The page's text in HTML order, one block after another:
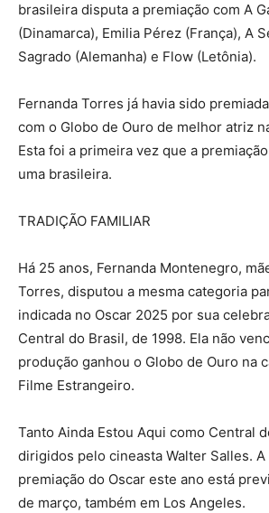
brasileira disputa a premiação com A
(Dinamarca), Emilia Pérez (França), A
Sagrado (Alemanha) e Flow (Letônia).
Fernanda Torres já havia sido
com o Globo de Ouro de melhor atriz
Esta foi a primeira vez que a
uma brasileira.
TRADIÇÃO FAMILIAR
Há 25 anos, Fernanda Montenegro,
Torres, disputou a mesma categoria
indicada no Oscar 2025 por sua
Central do Brasil, de 1998. Ela não
produção ganhou o Globo de Ouro na
Filme Estrangeiro.
Tanto Ainda Estou Aqui como Central
dirigidos pelo cineasta Walter Salles.
premiação do Oscar este ano está
de março, também em Los Angeles.